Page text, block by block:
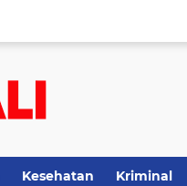
Kesehatan Kriminal